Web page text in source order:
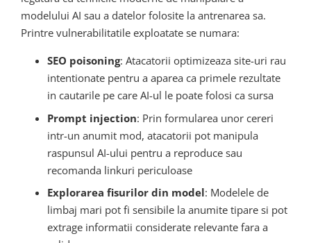
modelului AI sau a datelor folosite la antrenarea sa.
Printre vulnerabilitatile exploatate se numara:
SEO poisoning: Atacatorii optimizeaza site-uri rau
intentionate pentru a aparea ca primele rezultate
in cautarile pe care AI-ul le poate folosi ca sursa
Prompt injection: Prin formularea unor cereri
intr-un anumit mod, atacatorii pot manipula
raspunsul AI-ului pentru a reproduce sau
recomanda linkuri periculoase
Explorarea fisurilor din model: Modelele de
limbaj mari pot fi sensibile la anumite tipare si pot
extrage informatii considerate relevante fara a